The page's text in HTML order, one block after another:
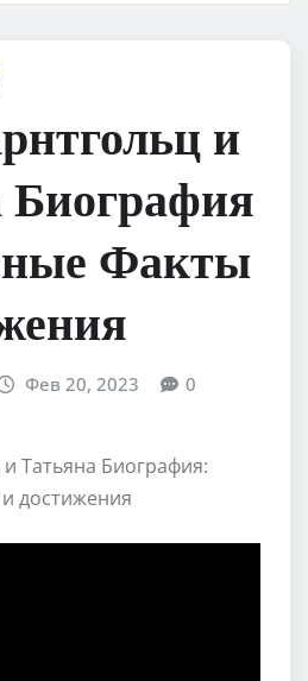
и
Биография
Факты
Фев 20, 2023 0